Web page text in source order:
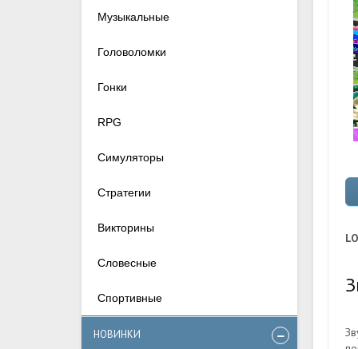
Музыкальные
Головоломки
Гонки
RPG
Симуляторы
Стратегии
Викторины
Словесные
Спортивные
НОВИНКИ